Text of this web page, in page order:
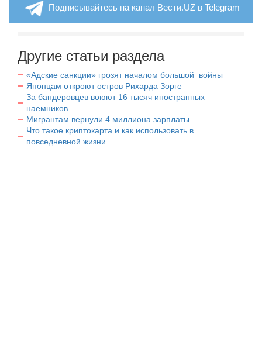
Подписывайтесь на канал Вести.UZ в Telegram
Другие статьи раздела
«Адские санкции» грозят началом большой войны
Японцам откроют остров Рихарда Зорге
За бандеровцев воюют 16 тысяч иностранных
наемников.
Мигрантам вернули 4 миллиона зарплаты.
Что такое криптокарта и как использовать в
повседневной жизни